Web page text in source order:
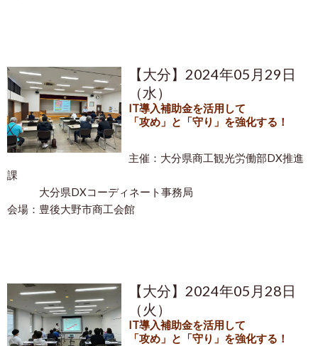
【大分】2024年05月29日
（水）
IT導入補助金を活用して
「攻め」と「守り」を強化する！
主催：大分県商工観光労働部DX推進
課
大分県DXコーディネート事務局
会場：豊後大野市商工会館
【大分】2024年05月28日
（火）
IT導入補助金を活用して
「攻め」と「守り」を強化する！